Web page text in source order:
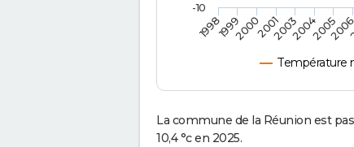
Température
1998199920002001200320042005
-10
La commune de la Réunion est
10,4 °c en 2025.